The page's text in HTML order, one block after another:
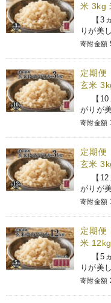
米 3kg
【3ヵ
りが美
寄附金額
定期便
玄米
【10
がりが
寄附金額
定期便
玄米
【12
がりが
寄附金額
定期便
米
【5ヵ
りが美
寄附金額